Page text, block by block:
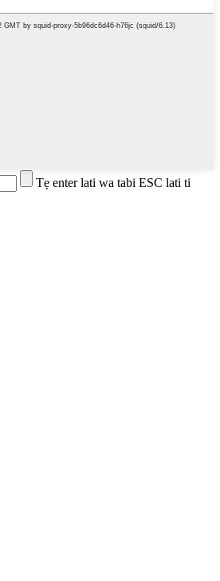
Tẹ enter lati wa tabi ESC lati ti